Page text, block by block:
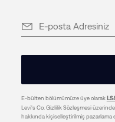
E-bülten bölümümüze üye olarak
Levi's Co. Gizlilik Sözleşmesi
hakkında kişiselleştirilmiş pazarlama